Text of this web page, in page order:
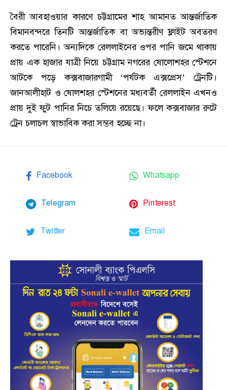
বৈরী আবহাওয়ার কারণে চট্টগ্রামের শাহ আমানত আন্তর্জাতিক
বিমানবন্দরে তিনটি আন্তর্জাতিক বা অভ্যন্তরীণ ফ্লাইট অবতরণ
করতে পারেনি। অন্যদিকে রেললাইনের ওপর পানি জমে থাকায়
প্রায় এক হাজার যাত্রী নিয়ে চট্টগ্রাম নগরের ষোলোশহর স্টেশনে
আটকে পড়ে কক্সবাজারগামী ‘পর্যটক এক্সপ্রেস’ ট্রেনটি।
জানআলীহাট ও ষোলশহর স্টেশনের মধ্যবর্তী রেললাইন এখনও
প্রায় দুই ফুট পানির নিচে তলিয়ে রয়েছে। ফলে কক্সবাজার রুটে
ট্রেন চলাচল স্বাভাবিক করা সম্ভব হচ্ছে না।
Facebook Whatsapp
Telegram Pinterest
Twitter Email